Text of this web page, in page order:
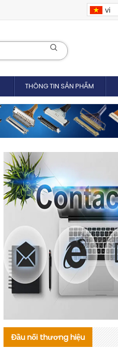
vi
THÔNG TIN SẢN PHẨM
Đầu nối thương hiệu